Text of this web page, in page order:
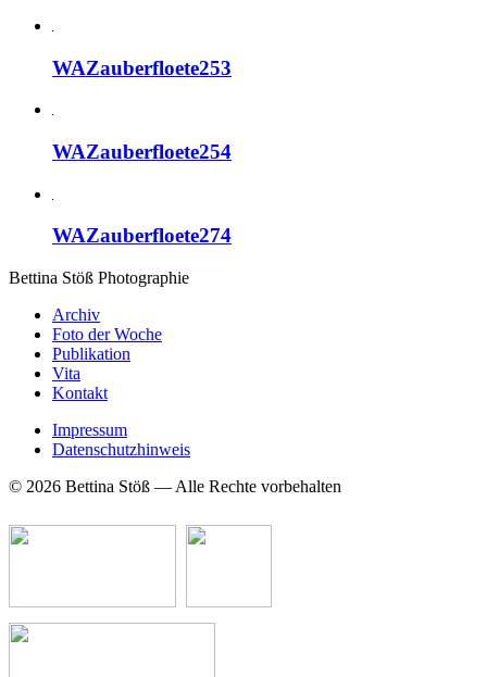
WAZauberfloete253
WAZauberfloete254
WAZauberfloete274
Bettina Stöß Photographie
Archiv
Foto der Woche
Publikation
Vita
Kontakt
Impressum
Datenschutzhinweis
© 2026 Bettina Stöß — Alle Rechte vorbehalten